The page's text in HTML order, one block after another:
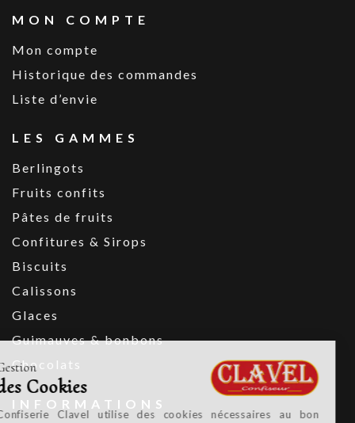
MON COMPTE
Mon compte
Historique des commandes
Liste d’envie
LES GAMMES
Berlingots
Fruits confits
Pâtes de fruits
Confitures & Sirops
Biscuits
Calissons
Glaces
Guimauves & bonbons
Chocolats
INFORMATIONS
Gestion
des Cookies
Confiserie Clavel utilise des cookies nécessaires au bon